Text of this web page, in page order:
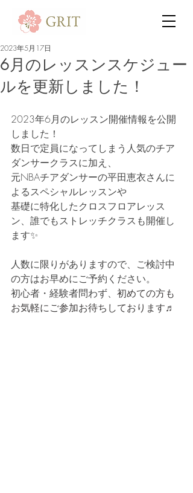
6月のレッスンスケジュー
ルを更新しました！
2023年5月17日
2023年6月のレッスン開催情報を公開
しました！
数日で定員になってしまう人気のチア
ダンサークラスに加え、
元NBAチアダンサーの平田恵衣さんに
よるスペシャルレッスンや
基礎に特化したクロスフロアレッス
ン、誰でもストレッチクラスも開催し
ます✨
人数に限りがありますので、ご検討中
の方はお早めにご予約ください。
初心者・経験者問わず、 初めての方も
お気軽にご参加お待ちしております♬